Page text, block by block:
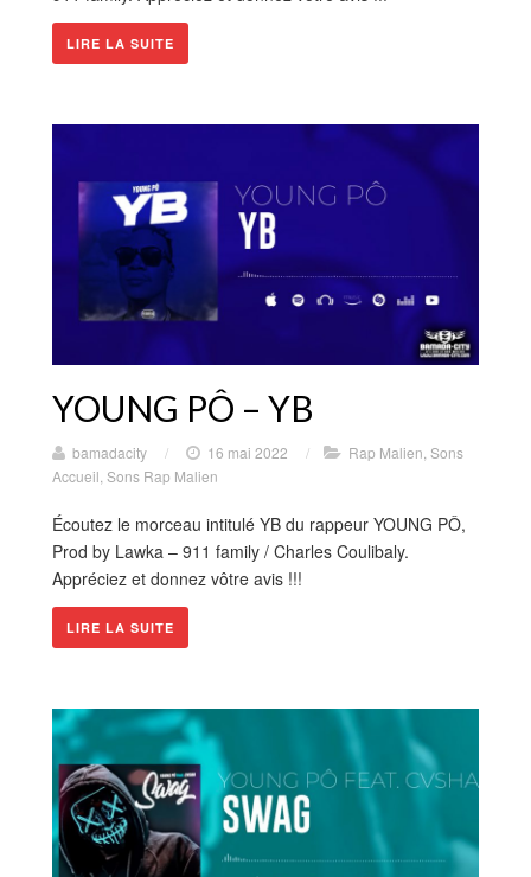
LIRE LA SUITE
YOUNG PÔ – YB
bamadacity / 16 mai 2022 / Rap Malien Sons
Accueil Sons Rap Malien
Écoutez le morceau intitulé YB du rappeur YOUNG PÔ,
Prod by Lawka – 911 family / Charles Coulibaly.
Appréciez et donnez vôtre avis !!!
LIRE LA SUITE